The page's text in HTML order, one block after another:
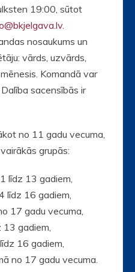
19:00, sūtot
.
nosaukums un
vārds, uzvārds,
Komandā var
sacensībās ir
no 11 gadu vecuma,
grupās:
līdz 13 gadiem,
līdz 16 gadiem,
17 gadu vecuma,
13 gadiem,
16 gadiem,
no 17 gadu vecuma.